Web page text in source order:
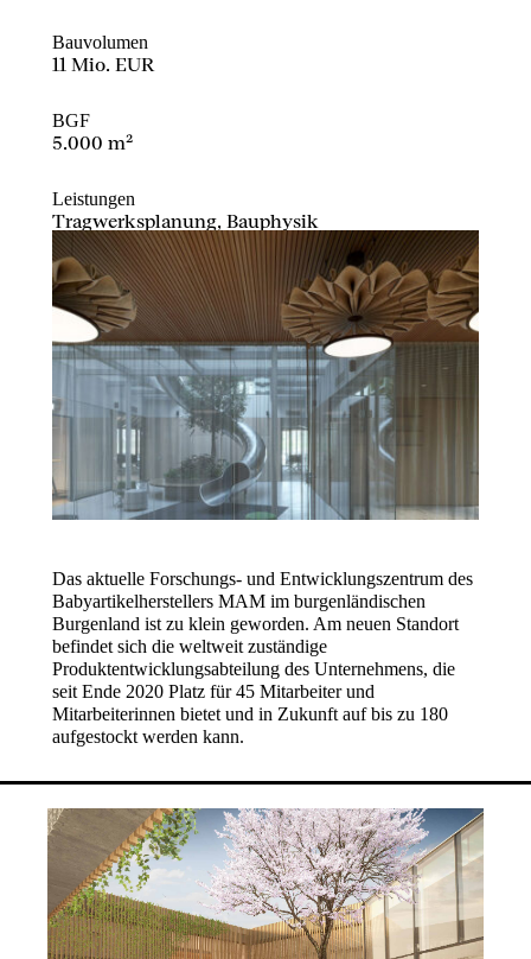
Bauvolumen
11 Mio. EUR
BGF
5.000 m²
Leistungen
Tragwerksplanung, Bauphysik
Das aktuelle Forschungs- und Entwicklungszentrum des
Babyartikelherstellers MAM im burgenländischen
Burgenland ist zu klein geworden. Am neuen Standort
befindet sich die weltweit zuständige
Produktentwicklungsabteilung des Unternehmens, die
seit Ende 2020 Platz für 45 Mitarbeiter und
Mitarbeiterinnen bietet und in Zukunft auf bis zu 180
aufgestockt werden kann.